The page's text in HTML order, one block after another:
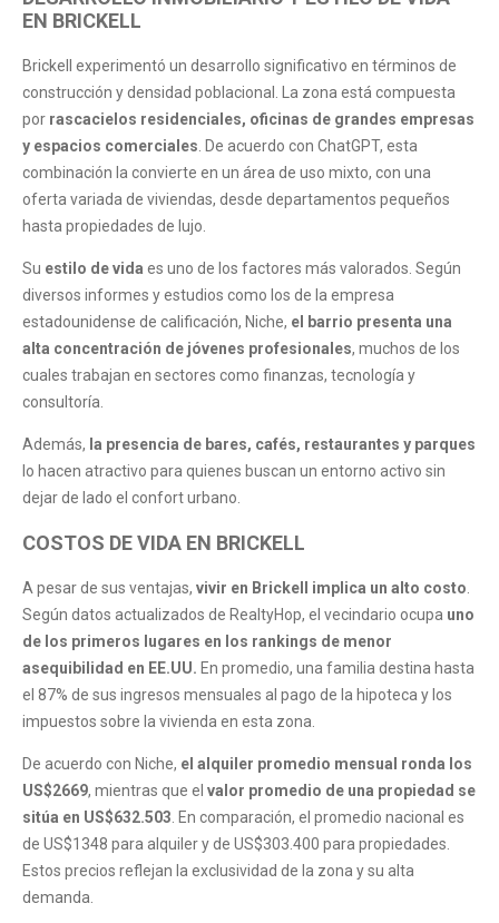
EN BRICKELL
Brickell experimentó un desarrollo significativo en términos de
construcción y densidad poblacional. La zona está compuesta
por rascacielos residenciales, oficinas de grandes empresas
y espacios comerciales . De acuerdo con ChatGPT, esta
combinación la convierte en un área de uso mixto, con una
oferta variada de viviendas, desde departamentos pequeños
hasta propiedades de lujo.
Su estilo de vida es uno de los factores más valorados. Según
diversos informes y estudios como los de la empresa
estadounidense de calificación, Niche, el barrio presenta una
alta concentración de jóvenes profesionales, muchos de los
cuales trabajan en sectores como finanzas, tecnología y
consultoría.
Además, la presencia de bares, cafés, restaurantes y parques
lo hacen atractivo para quienes buscan un entorno activo sin
dejar de lado el confort urbano.
COSTOS DE VIDA EN BRICKELL
A pesar de sus ventajas, vivir en Brickell implica un alto costo
Según datos actualizados de RealtyHop, el vecindario ocupa uno
de los primeros lugares en los rankings de menor
asequibilidad en EE.UU. En promedio, una familia destina hasta
el 87% de sus ingresos mensuales al pago de la hipoteca y los
impuestos sobre la vivienda en esta zona.
De acuerdo con Niche, el alquiler promedio mensual ronda los
US$2669, mientras que el valor promedio de una propiedad se
sitúa en US$632.503 . En comparación, el promedio nacional es
de US$1348 para alquiler y de US$303.400 para propiedades.
Estos precios reflejan la exclusividad de la zona y su alta
demanda.